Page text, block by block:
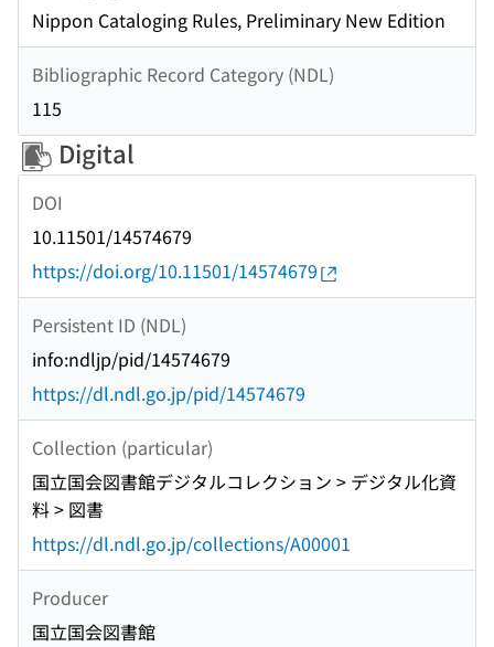
Nippon Cataloging Rules, Preliminary New Edition
Bibliographic Record Category (NDL)
115
Digital
DOI
10.11501/14574679
https://doi.org/10.11501/14574679
Persistent ID (NDL)
info:ndljp/pid/14574679
https://dl.ndl.go.jp/pid/14574679
Collection (particular)
国立国会図書館デジタルコレクション > デジタル化資
料 > 図書
https://dl.ndl.go.jp/collections/A00001
Producer
国立国会図書館